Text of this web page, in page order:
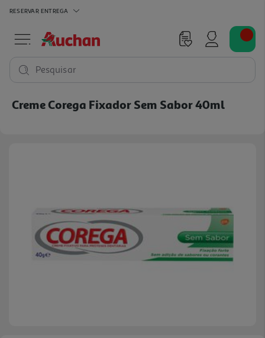
RESERVAR ENTREGA
Pesquisar
Creme Corega Fixador Sem Sabor 40ml